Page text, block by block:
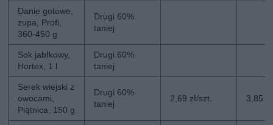
Danie gotowe,
zupa, Profi,
360-450 g
Drugi 60%
taniej
Sok jabłkowy,
Hortex, 1 l
Drugi 60%
taniej
Serek wiejski z
owocami,
Piątnica, 150 g
Drugi 60%
taniej
2,69 zł/szt. 3,85